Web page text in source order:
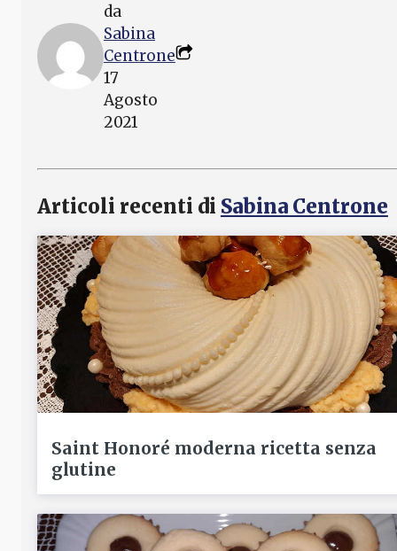
da
Sabina
Centrone
17
Agosto
2021
Articoli recenti di Sabina Centrone
Saint Honoré moderna ricetta senza
glutine